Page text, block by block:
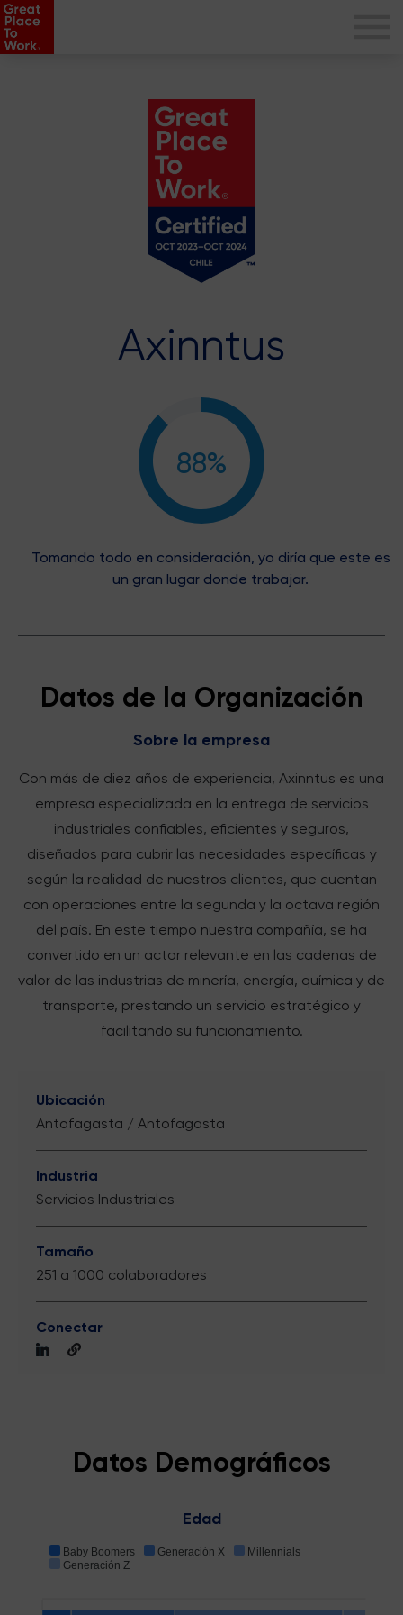
Axinntus
88%
Tomando todo en consideración, yo diría que este es
un gran lugar donde trabajar.
Datos de la Organización
Sobre la empresa
Con más de diez años de experiencia, Axinntus es una
empresa especializada en la entrega de servicios
industriales confiables, eficientes y seguros,
diseñados para cubrir las necesidades específicas y
según la realidad de nuestros clientes, que cuentan
con operaciones entre la segunda y la octava región
del país. En este tiempo nuestra compañía, se ha
convertido en un actor relevante en las cadenas de
valor de las industrias de minería, energía, química y de
transporte, prestando un servicio estratégico y
facilitando su funcionamiento.
Ubicación
Antofagasta / Antofagasta
Industria
Servicios Industriales
Tamaño
251 a 1000 colaboradores
Conectar
Datos Demográficos
Edad
Baby Boomers Generación X
Millennials
Generación Z